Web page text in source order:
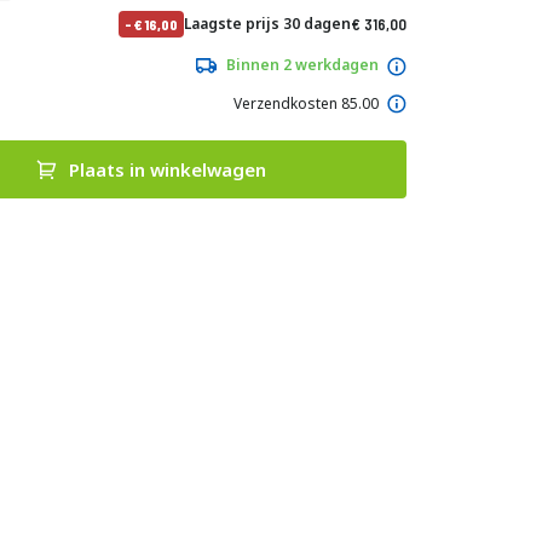
- 16,00 Laagste prijs 30 dagen
Normale
316,00
Binnen 2 werkdagen
Verzendkosten 85.00
Plaats in winkelwagen